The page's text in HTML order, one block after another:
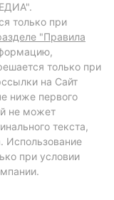
только при
"Правила
только при
на Сайт
ниже первого
не может
текста,
Использование
при условии